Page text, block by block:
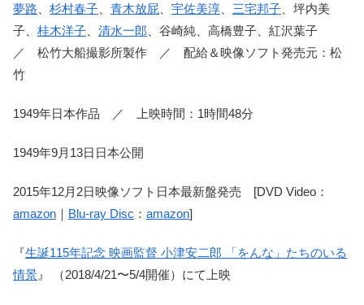
夢路
杉村春子 青木放屁 宇佐美淳 三宅邦子 、坪内美
子、 桂木洋子 清水一郎 、谷崎純、高橋豊子、紅沢葉子
／ 松竹大船撮影所製作 ／ 配給＆映像ソフト発売元：松
竹
1949年日本作品 ／ 上映時間：1時間48分
1949年9月13日日本公開
2015年12月2日映像ソフト日本最新盤発売 [DVD Video：
amazon ｜ Blu-ray Disc ： amazon]
『生誕115年記念 映画監督 小津安二郎 「をんな」たちのいる
情景 』 （2018/4/21〜5/4開催）にて上映